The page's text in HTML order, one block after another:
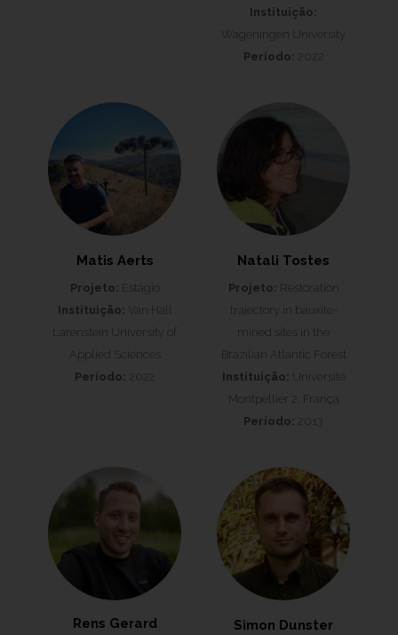
Instituição:
Wageningen University
Período:
Matis Aerts
Projeto: Estágio
Instituição: Van Hall
Larenstein University of
Applied Sciences
Período:
Natali Tostes
Projeto: Restoration
trajectory in bauxite-
mined sites in the
Brazilian Atlantic Forest
Instituição: Université
Montpellier 2, França
Período: 2013
Rens Gerard
Simon Dunster